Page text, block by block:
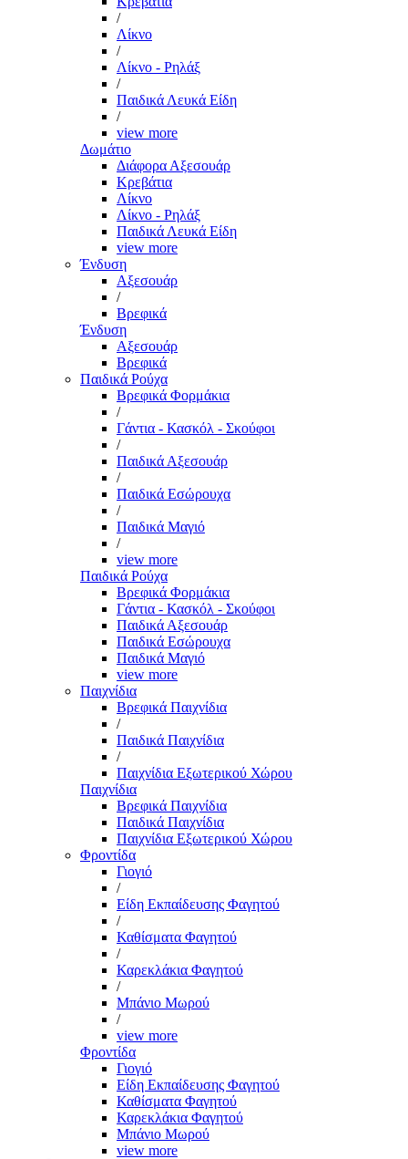
/
Λίκνο
/
Λίκνο - Ρηλάξ
/
Παιδικά Λευκά Είδη
/
view more
Δωμάτιο
Διάφορα Αξεσουάρ
Κρεβάτια
Λίκνο
Λίκνο - Ρηλάξ
Παιδικά Λευκά Είδη
view more
Ένδυση
Αξεσουάρ
/
Βρεφικά
Ένδυση
Αξεσουάρ
Βρεφικά
Παιδικά Ρούχα
Βρεφικά Φορμάκια
/
Γάντια - Κασκόλ - Σκούφοι
/
Παιδικά Αξεσουάρ
/
Παιδικά Εσώρουχα
/
Παιδικά Μαγιό
/
view more
Παιδικά Ρούχα
Βρεφικά Φορμάκια
Γάντια - Κασκόλ - Σκούφοι
Παιδικά Αξεσουάρ
Παιδικά Εσώρουχα
Παιδικά Μαγιό
view more
Παιχνίδια
Βρεφικά Παιχνίδια
/
Παιδικά Παιχνίδια
/
Παιχνίδια Εξωτερικού Χώρου
Παιχνίδια
Βρεφικά Παιχνίδια
Παιδικά Παιχνίδια
Παιχνίδια Εξωτερικού Χώρου
Φροντίδα
Γιογιό
/
Είδη Εκπαίδευσης Φαγητού
/
Καθίσματα Φαγητού
/
Καρεκλάκια Φαγητού
/
Μπάνιο Μωρού
/
view more
Φροντίδα
Γιογιό
Είδη Εκπαίδευσης Φαγητού
Καθίσματα Φαγητού
Καρεκλάκια Φαγητού
Μπάνιο Μωρού
view more